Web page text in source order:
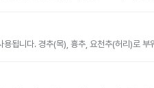
용됩니다. 경추(목), 흉추, 요천추(허리)로 부